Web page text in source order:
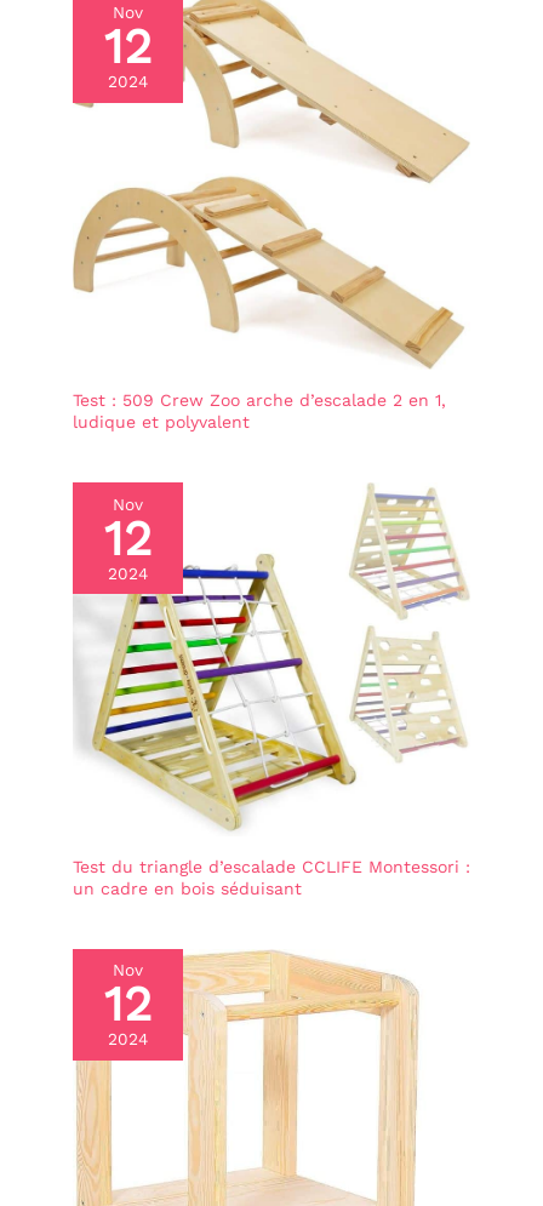
Nov
12
2024
Test : 509 Crew Zoo arche d’escalade 2 en 1,
ludique et polyvalent
Nov
12
2024
Test du triangle d’escalade CCLIFE Montessori :
un cadre en bois séduisant
Nov
12
2024